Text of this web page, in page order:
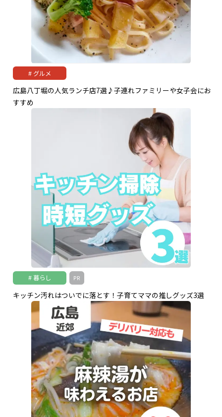
グルメ
広島八丁堀の人気ランチ店7選♪子連れファミリーや女子会にお
すすめ
暮らし PR
キッチン汚れはついでに落とす！子育てママの推しグッズ3選